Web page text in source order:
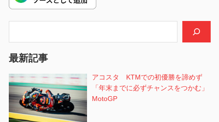
ー
ン
最新記事
アコスタ KTMでの初優勝を諦めず
「年末までに必ずチャンスをつかむ」
MotoGP